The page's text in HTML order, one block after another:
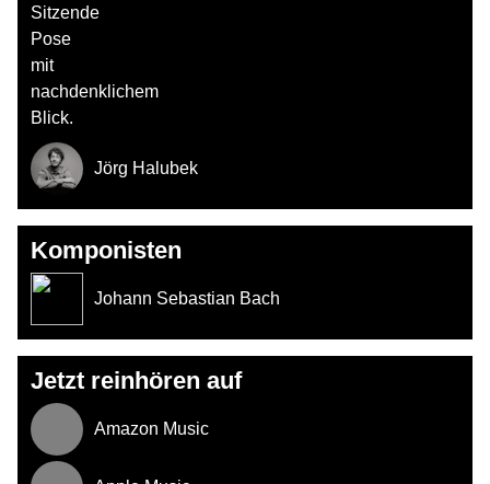
Jörg Halubek
Komponisten
Johann Sebastian Bach
Jetzt reinhören auf
Amazon Music